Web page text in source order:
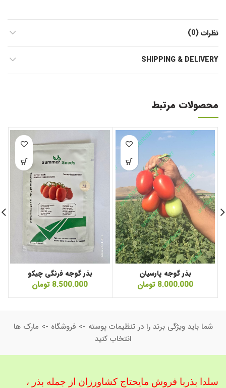
نظرات (0)
SHIPPING & DELIVERY
محصولات مرتبط
بذر گوجه پارسیان
8.000.000 تومان
بذر گوجه فرنگی چیکو
8.500.000 تومان
شما باید ویژگی برند را در تنظیمات پوسته -> فروشگاه -> مارک ها
انتخاب کنید
سلدا بذربا فروش مایحتاج کشاورزان از جمله بذر ،